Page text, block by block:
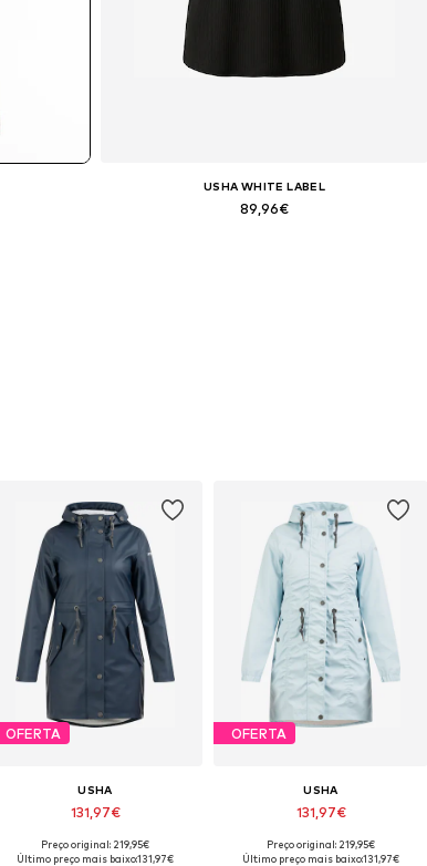
USHA WHITE LABEL
89,96€
OFERTA
USHA
131,97€
Preço original: 219,95€
Último preço mais baixo:131,97€
OFERTA
USHA
131,97€
Preço original: 219,95€
Último preço mais baixo:131,97€